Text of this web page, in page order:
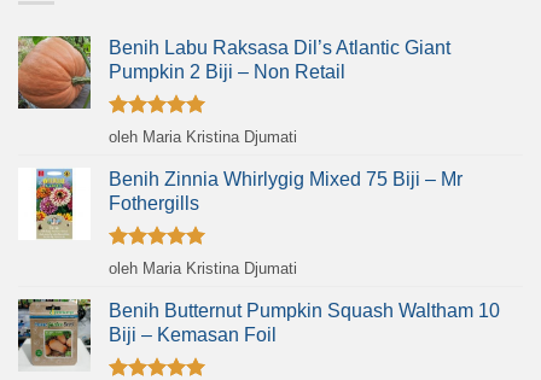
Benih Labu Raksasa Dil’s Atlantic Giant
Pumpkin 2 Biji – Non Retail
Dinilai5
oleh Maria Kristina Djumati
Benih Zinnia Whirlygig Mixed 75 Biji – Mr
Fothergills
Dinilai5
oleh Maria Kristina Djumati
Benih Butternut Pumpkin Squash Waltham 10
Biji – Kemasan Foil